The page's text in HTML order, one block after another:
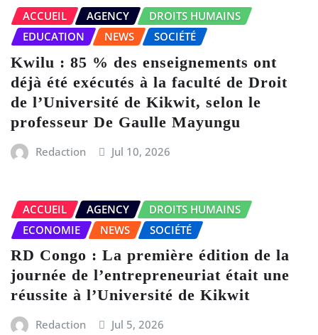
ACCUEIL AGENCY
DROITS HUMAINS
EDUCATION
NEWS SOCIÉTÉ
Kwilu : 85 % des enseignements ont
déjà été exécutés à la faculté de Droit
de l’Université de Kikwit, selon le
professeur De Gaulle Mayungu
Redaction Jul 10, 2026
ACCUEIL AGENCY
DROITS HUMAINS
ECONOMIE
NEWS SOCIÉTÉ
RD Congo : La première édition de la
journée de l’entrepreneuriat était une
réussite à l’Université de Kikwit
Redaction Jul 5, 2026